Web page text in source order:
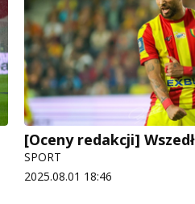
[Oceny redakcji]
SPORT
2025.08.01 18:46